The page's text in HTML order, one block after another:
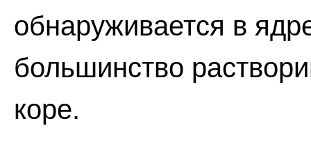
обнаруживается в
большинство
коре.